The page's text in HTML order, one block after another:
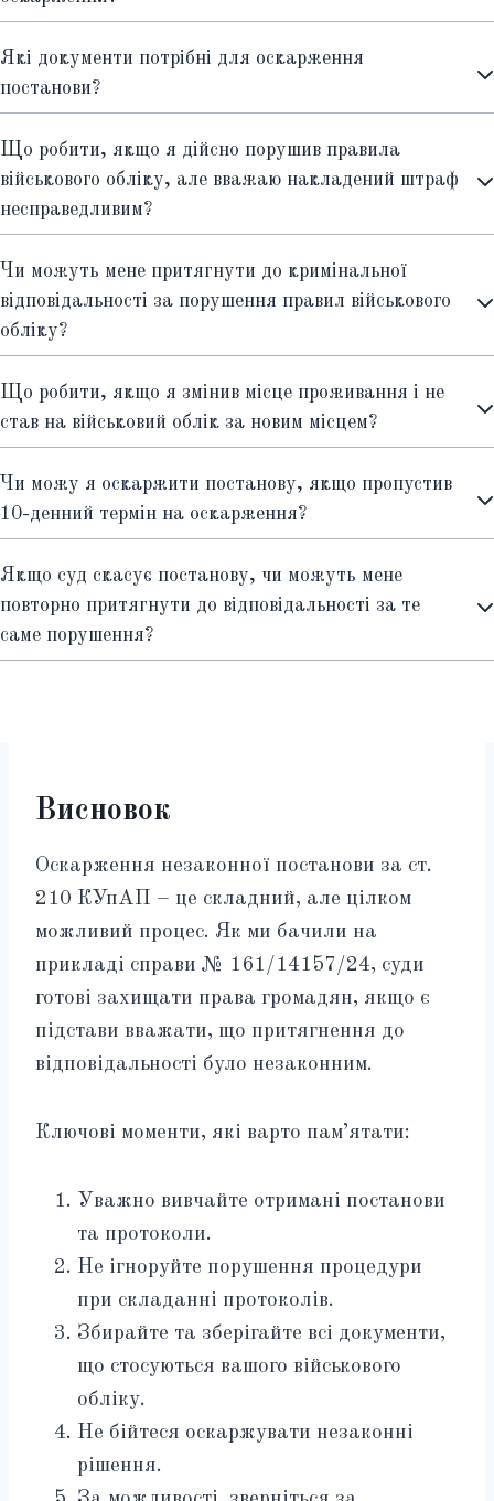
Які документи потрібні для оскарження
постанови?
Що робити, якщо я дійсно порушив правила
військового обліку, але вважаю накладений штраф
несправедливим?
Чи можуть мене притягнути до кримінальної
відповідальності за порушення правил військового
обліку?
Що робити, якщо я змінив місце проживання і не
став на військовий облік за новим місцем?
Чи можу я оскаржити постанову, якщо пропустив
10-денний термін на оскарження?
Якщо суд скасує постанову, чи можуть мене
повторно притягнути до відповідальності за те
саме порушення?
Висновок
Оскарження незаконної постанови за ст.
210 КУпАП – це складний, але цілком
можливий процес. Як ми бачили на
прикладі справи № 161/14157/24, суди
готові захищати права громадян, якщо є
підстави вважати, що притягнення до
відповідальності було незаконним.
Ключові моменти, які варто пам’ятати:
Уважно вивчайте отримані постанови
та протоколи.
Не ігноруйте порушення процедури
при складанні протоколів.
Збирайте та зберігайте всі документи,
що стосуються вашого військового
обліку.
Не бійтеся оскаржувати незаконні
рішення.